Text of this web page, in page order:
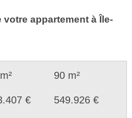
votre appartement à Île-
90 m²
€ 549.926 €